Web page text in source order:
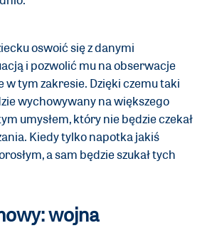
oswoić się z danymi
i pozwolić mu na obserwacje
w tym zakresie. Dzięki czemu taki
wychowywany na większego
umysłem, który nie będzie czekał
Kiedy tylko napotka jakiś
a sam będzie szukał tych
wojna